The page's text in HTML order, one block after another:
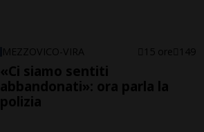
MEZZOVICO-VIRA 15 ore 149
«Ci siamo sentiti
abbandonati»: ora parla la
polizia